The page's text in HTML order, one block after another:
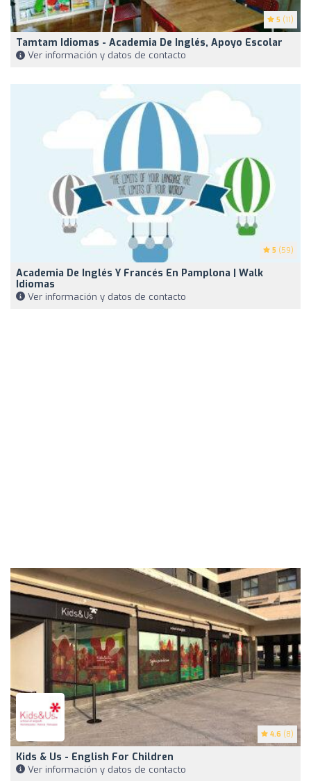
5 (11)
Tamtam Idiomas - Academia De Inglés, Apoyo Escolar
Ver información y datos de contacto
5 (59)
Academia De Inglés Y Francés En Pamplona | Walk
Idiomas
Ver información y datos de contacto
4.6 (8)
Kids & Us - English For Children
Ver información y datos de contacto